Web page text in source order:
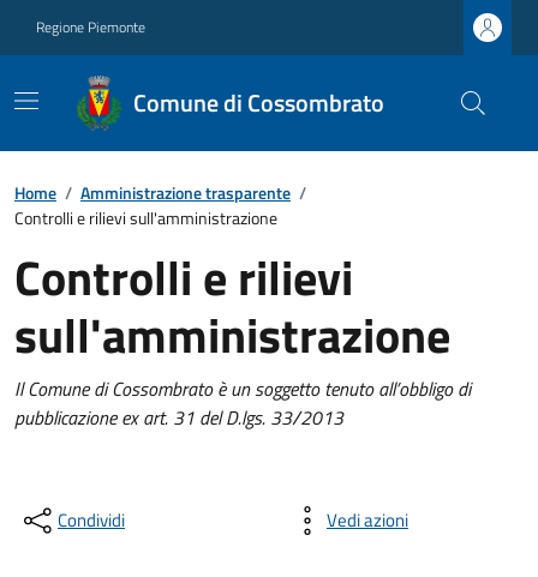
Regione Piemonte
Comune di Cossombrato
Home / Amministrazione trasparente /
Controlli e rilievi sull'amministrazione
Controlli e rilievi
sull'amministrazione
Il Comune di Cossombrato è un soggetto tenuto all’obbligo di
pubblicazione ex art. 31 del D.lgs. 33/2013
Condividi Vedi azioni